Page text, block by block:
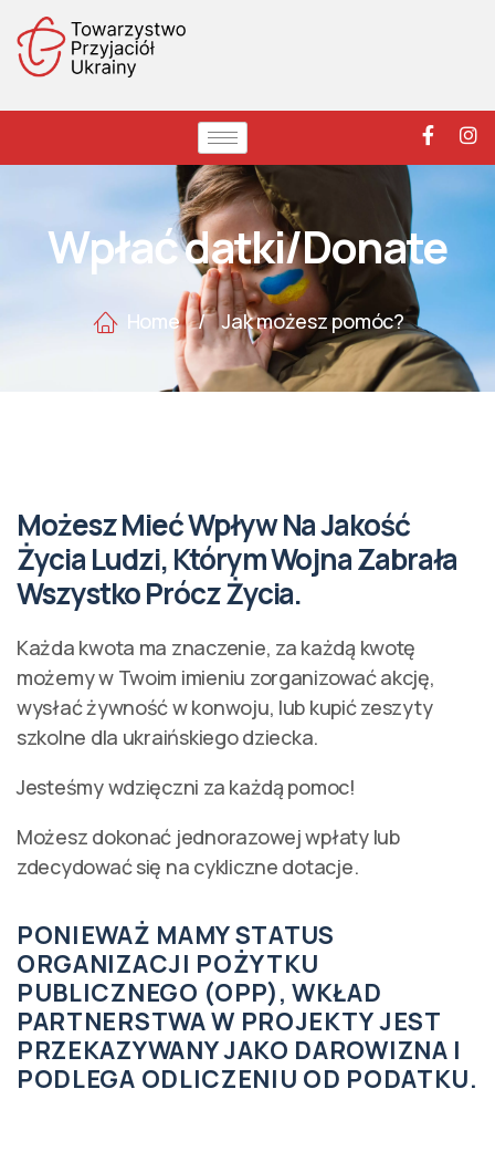
Wpłać datki/Donate
Home / Jak możesz pomóc?
Możesz Mieć Wpływ Na Jakość
Życia Ludzi, Którym Wojna Zabrała
Wszystko Prócz Życia.
Każda kwota ma znaczenie, za każdą kwotę
możemy w Twoim imieniu zorganizować akcję,
wysłać żywność w konwoju, lub kupić zeszyty
szkolne dla ukraińskiego dziecka.
Jesteśmy wdzięczni za każdą pomoc!
Możesz dokonać jednorazowej wpłaty lub
zdecydować się na cykliczne dotacje.
PONIEWAŻ MAMY STATUS
ORGANIZACJI POŻYTKU
PUBLICZNEGO (OPP), WKŁAD
PARTNERSTWA W PROJEKTY JEST
PRZEKAZYWANY JAKO DAROWIZNA I
PODLEGA ODLICZENIU OD PODATKU.